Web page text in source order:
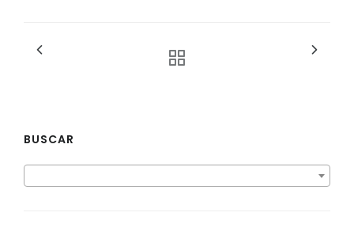
BUSCAR